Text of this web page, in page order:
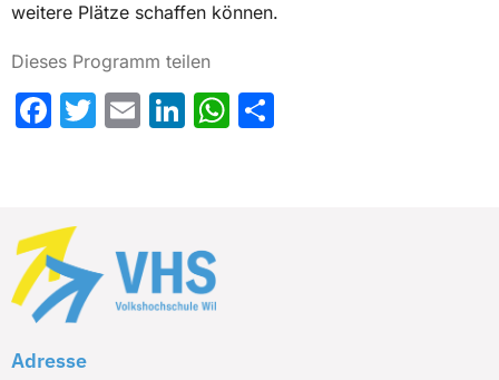
weitere Plätze schaffen können.
Dieses Programm teilen
Facebook
Twitter
EmailLinkedIn
WhatsApp
Adresse